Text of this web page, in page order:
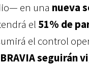
en una nueva
el 51% de
el control
BRAVIAseguirán